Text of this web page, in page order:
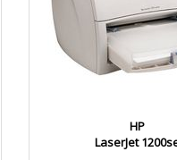
HP
LaserJet